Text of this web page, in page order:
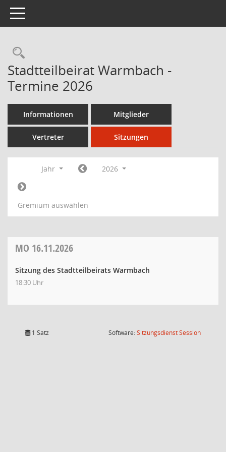
Toggle navigation
Stadtteilbeirat Warmbach -
Termine 2026
Informationen Mitglieder
Vertreter Sitzungen
Jahr 2026
Gremium auswählen
MO 16.11.2026
Sitzung des Stadtteilbeirats Warmbach
18:30 Uhr
1 Satz Software:SitzungsdienstSession(Wird in